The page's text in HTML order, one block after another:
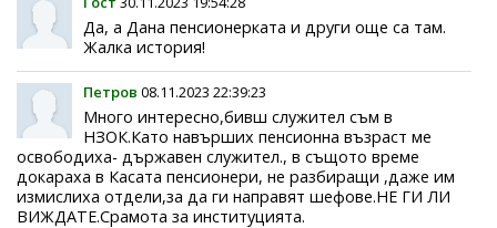
Да, а Дана пенсионерката и други още са там.
Жалка история!
Петров 08.11.2023 22:39:23
Много интересно,бивш служител съм в
НЗОК.Като навърших пенсионна възраст ме
освободиха- държавен служител., в същото време
докараха в Касата пенсионери, не разбиращи ,даже им
измислиха отдели,за да ги направят шефове.НЕ ГИ ЛИ
ВИЖДАТЕ.Срамота за институцията.